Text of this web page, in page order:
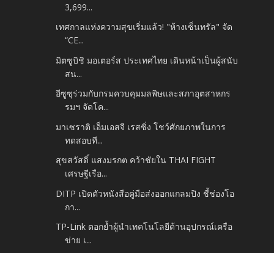
3,699...
เทศกาลแห่งความสุขเริ่มแล้ว! "ห้างเซ็นทรัล" จัด
“CE...
มิตซูบิชิ มอเตอร์ส ประเทศไทย เดินหน้าเป็นผู้สนับ
สน...
อีซูซุร่วมกับกรมควบคุมมลพิษและสภาอุตสาหกร
รมฯ จัดโค...
มาเซราติ เอ็มเอสจี เรสซิ่ง โชว์ศักยภาพในการ
ทดสอบที...
สุขสวัสดิ์ แสงมรกต คว้าชัยใน THAI FIGHT
เศรษฐีเรือ...
DITP เปิดตัวหนังสือคู่มือส่งออกแกลมปิง ชี้ช่องโอ
กา...
TP-Link ตอกย้ำผู้นำเทคโนโลยีด้านอุปกรณ์เครือ
ข่าย เ...